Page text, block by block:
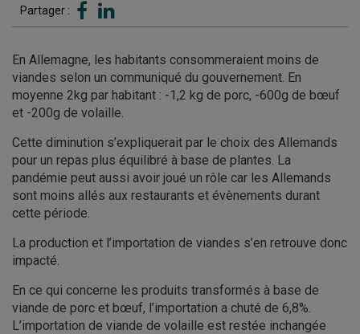
Partager :
En Allemagne, les habitants consommeraient moins de
viandes selon un communiqué du gouvernement. En
moyenne 2kg par habitant : -1,2 kg de porc, -600g de bœuf
et -200g de volaille.
Cette diminution s’expliquerait par le choix des Allemands
pour un repas plus équilibré à base de plantes. La
pandémie peut aussi avoir joué un rôle car les Allemands
sont moins allés aux restaurants et évènements durant
cette période.
La production et l’importation de viandes s’en retrouve donc
impacté.
En ce qui concerne les produits transformés à base de
viande de porc et bœuf, l’importation a chuté de 6,8%.
L’importation de viande de volaille est restée inchangée